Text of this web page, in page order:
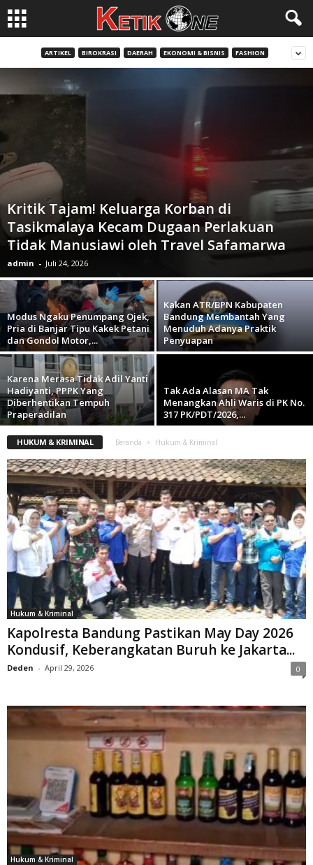
ARTIKEL BIROKRASI DAERAH EKONOMI & BISNIS FASHION
Kritik Tajam! Keluarga Korban di
Tasikmalaya Kecam Dugaan Perlakuan
Tidak Manusiawi oleh Travel Safamarwa
admin - Juli 24, 2026
Modus Ngaku Penumpang Ojek,
Pria di Banjar Tipu Kakek Petani
dan Gondol Motor,...
Kakan ATR/BPN Kabupaten
Bandung Membantah Yang
Menuduh Adanya Praktik
Penyuapan
Karena Merasa Tidak Adil Yanti
Hadiyanti, PPPK Yang
Diberhentikan Tempuh
Praperadilan
Tak Ada Alasan MA Tak
Menangkan Ahli Waris di PK No.
317 PK/PDT/2026,...
HUKUM & KRIMINAL Beranda Hukum & Kriminal
Hukum & Kriminal
Kapolresta Bandung Pastikan May Day 2026
Kondusif, Keberangkatan Buruh ke Jakarta...
Deden - April 29, 2026 0
Hukum & Kriminal